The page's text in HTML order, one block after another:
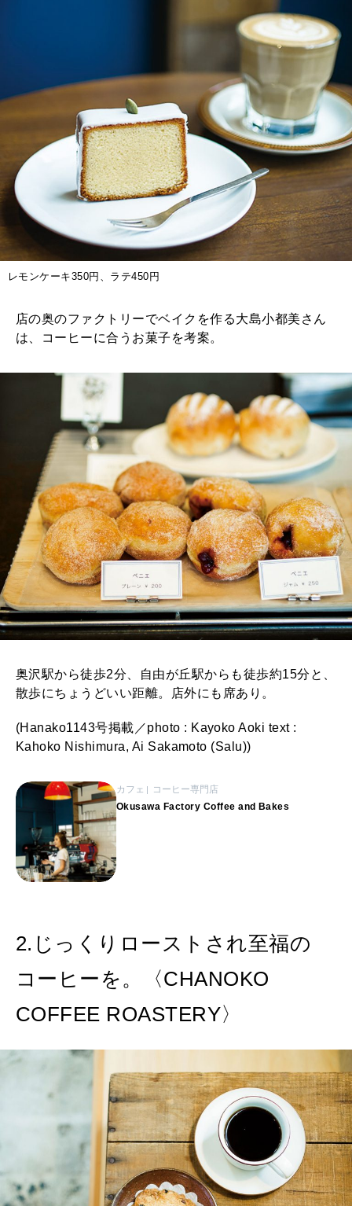
レモンケーキ350円、ラテ450円
店の奥のファクトリーでベイクを作る大島小都美さん
は、コーヒーに合うお菓子を考案。
奥沢駅から徒歩2分、自由が丘駅からも徒歩約15分と、
散歩にちょうどいい距離。店外にも席あり。
(Hanako1143号掲載／photo : Kayoko Aoki text :
Kahoko Nishimura, Ai Sakamoto (Salu))
カフェ コーヒー専門店
Okusawa Factory Coffee and Bakes
2.じっくりローストされ至福の
コーヒーを。〈CHANOKO
COFFEE ROASTERY〉